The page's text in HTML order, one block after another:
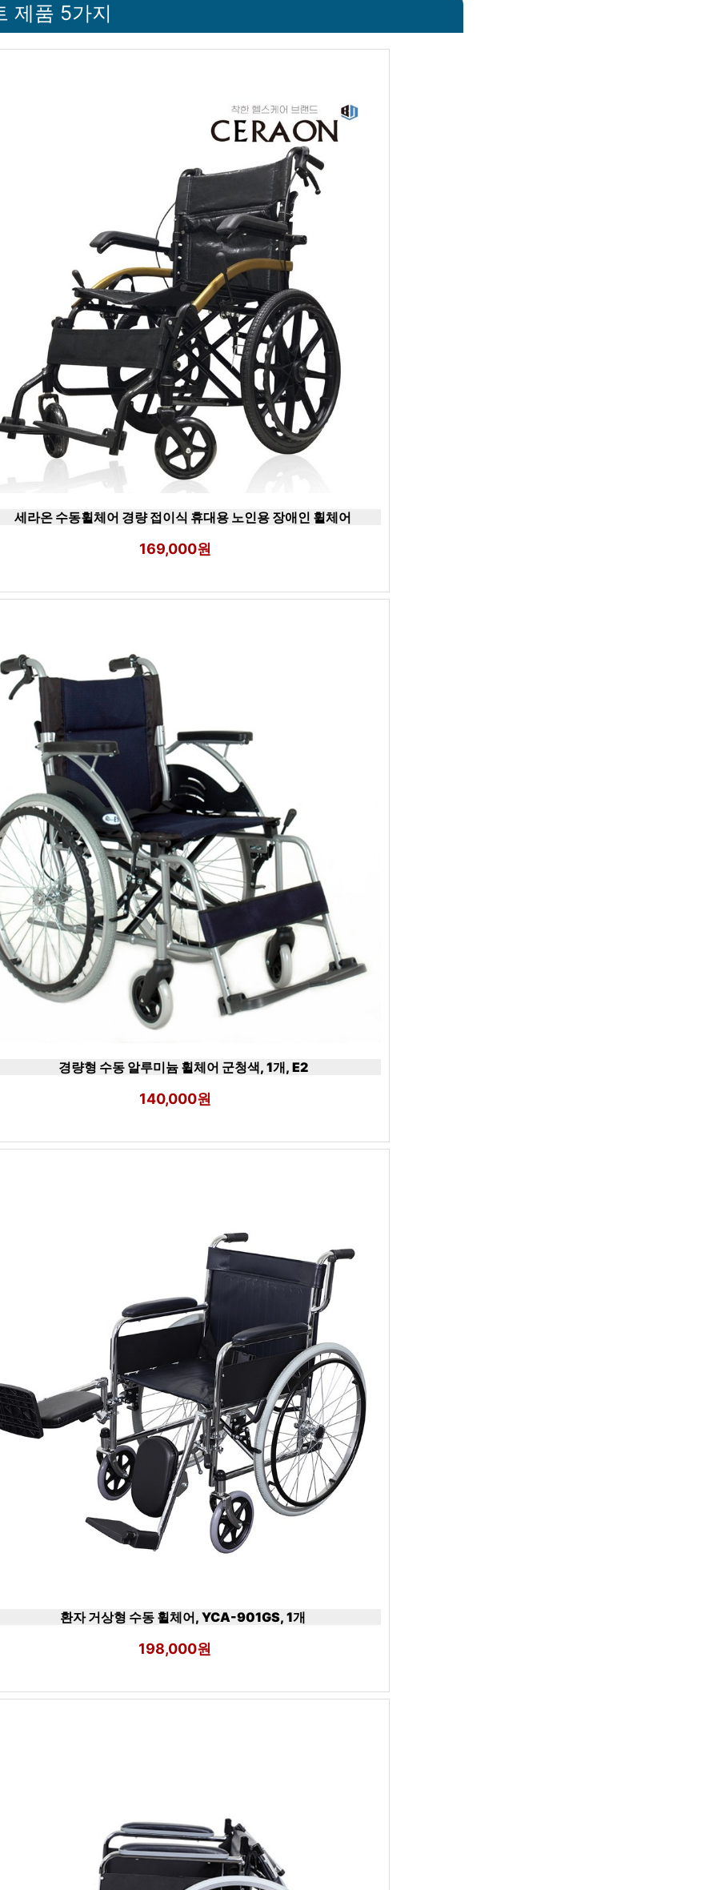
제품 5가지
세라온 수동휠체어 경량 접이식 휴대용 노인용 장애인 휠체어
169,000원
경량형 수동 알루미늄 휠체어 군청색, 1개, E2
140,000원
환자 거상형 수동 휠체어, YCA-901GS, 1개
198,000원